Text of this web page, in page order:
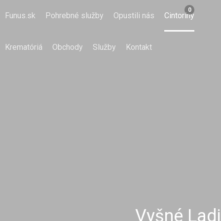
Funus.sk Pohrebné služby Opustili nás Cintoríny
Krematóriá Obchody Služby Kontakt
0
Vyšné